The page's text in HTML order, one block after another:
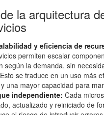
la arquitectura
y eficiencia de
permiten escalar
según la demanda, sin
se traduce en un uso más
una mayor capacidad para
independiente: Cada
actualizado y reiniciado de